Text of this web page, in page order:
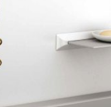
چگونه می توان شیرآلات